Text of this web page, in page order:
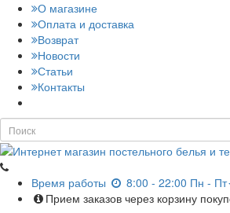
О магазине
Оплата и доставка
Возврат
Новости
Статьи
Контакты
Время работы
8:00 - 22:00 Пн - Пт
Прием заказов через корзину